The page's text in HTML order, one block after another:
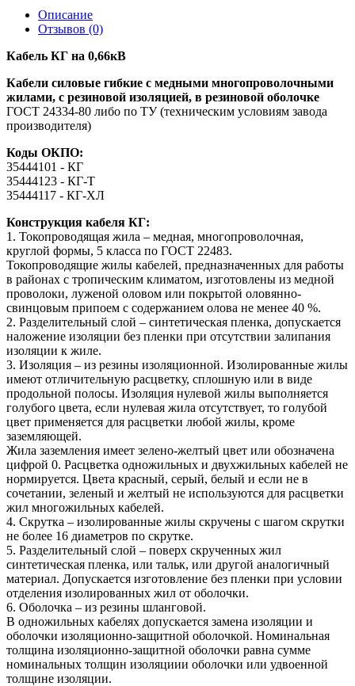
Описание
Отзывов (0)
Кабель КГ на 0,66кВ
Кабели силовые гибкие с медными многопроволочными
жилами, с резиновой изоляцией, в резиновой оболочке
ГОСТ 24334-80 либо по ТУ (техническим условиям завода
производителя)
Коды ОКПО:
35444101 - КГ
35444123 - КГ-Т
35444117 - КГ-ХЛ
Конструкция кабеля КГ:
1. Токопроводящая жила – медная, многопроволочная,
круглой формы, 5 класса по ГОСТ 22483.
Токопроводящие жилы кабелей, предназначенных для работы
в районах с тропическим климатом, изготовлены из медной
проволоки, луженой оловом или покрытой оловянно-
свинцовым припоем с содержанием олова не менее 40 %.
2. Разделительный слой – синтетическая пленка, допускается
наложение изоляции без пленки при отсутствии залипания
изоляции к жиле.
3. Изоляция – из резины изоляционной. Изолированные жилы
имеют отличительную расцветку, сплошную или в виде
продольной полосы. Изоляция нулевой жилы выполняется
голубого цвета, если нулевая жила отсутствует, то голубой
цвет применяется для расцветки любой жилы, кроме
заземляющей.
Жила заземления имеет зелено-желтый цвет или обозначена
цифрой 0. Расцветка одножильных и двухжильных кабелей не
нормируется. Цвета красный, серый, белый и если не в
сочетании, зеленый и желтый не используются для расцветки
жил многожильных кабелей.
4. Скрутка – изолированные жилы скручены с шагом скрутки
не более 16 диаметров по скрутке.
5. Разделительный слой – поверх скрученных жил
синтетическая пленка, или тальк, или другой аналогичный
материал. Допускается изготовление без пленки при условии
отделения изолированных жил от оболочки.
6. Оболочка – из резины шланговой.
В одножильных кабелях допускается замена изоляции и
оболочки изоляционно-защитной оболочкой. Номинальная
толщина изоляционно-защитной оболочки равна сумме
номинальных толщин изоляциии оболочки или удвоенной
толщине изоляции.